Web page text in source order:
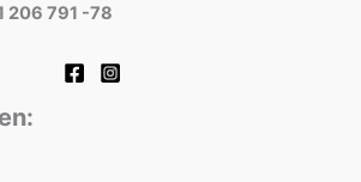
206 791 -78